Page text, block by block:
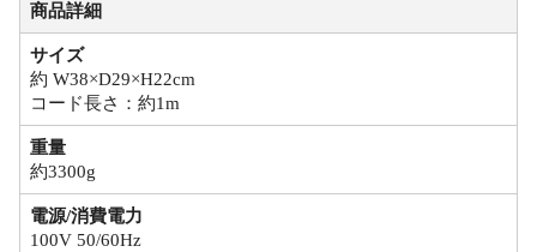
商品詳細
サイズ
約 W38×D29×H22cm
コード長さ：約1m
重量
約3300g
電源/消費電力
100V 50/60Hz